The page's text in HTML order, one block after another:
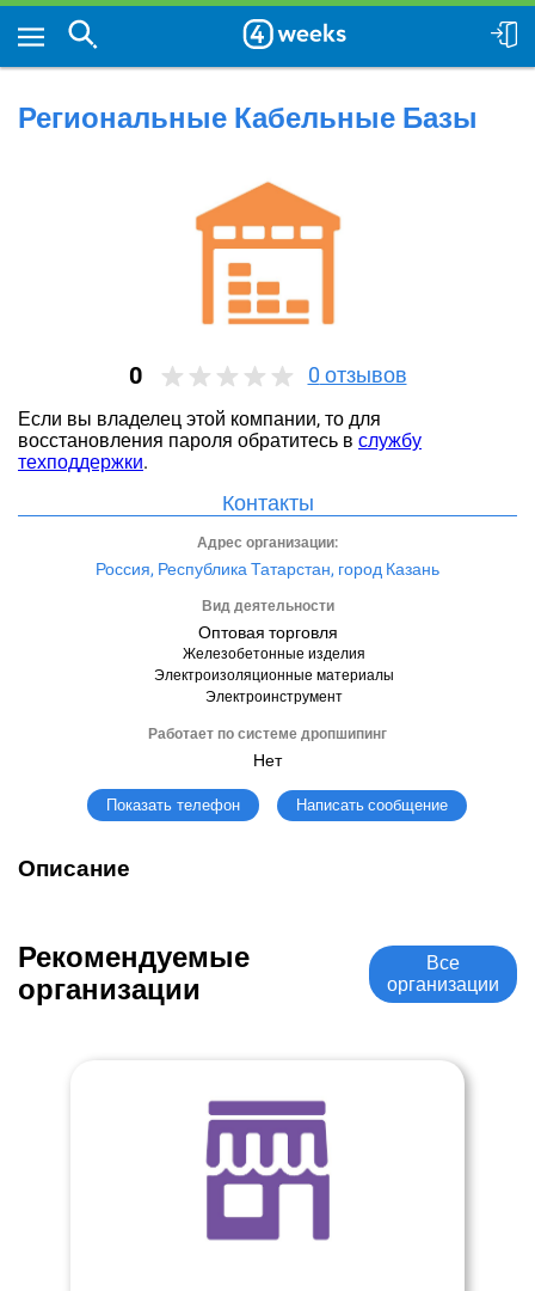
Региональные Кабельные Базы
0 0 отзывов
Если вы владелец этой компании, то для
восстановления пароля обратитесь в службу
техподдержки.
Контакты
Адрес организации:
Россия, Республика Татарстан, город Казань
Вид деятельности
Оптовая торговля
Железобетонные изделия
Электроизоляционные материалы
Электроинструмент
Работает по системе дропшипинг
Нет
Показать телефон Написать сообщение
Описание
Рекомендуемые
организации
Все
организации